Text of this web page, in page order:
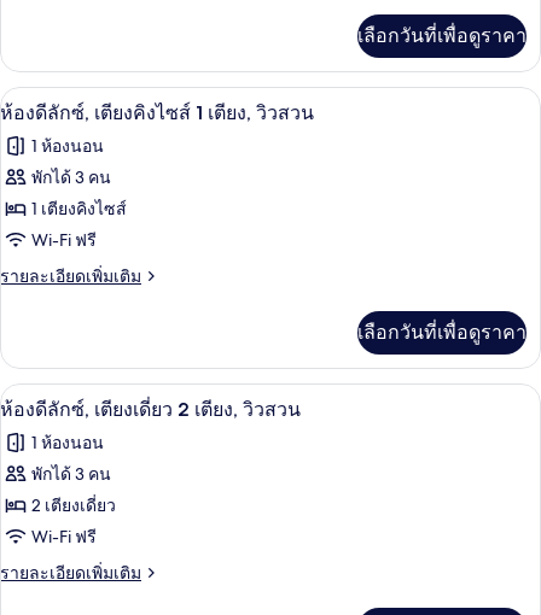
เบด
ทีฟ
สวีท,
1
ห้อง
นอน
เกี่ยว
กับ
ห้อง
เซก
คิว
สวี
ท,
ห้อง
เลือกวันที่เพื่อดูราคา
เปิด
ภาพถ่าย
ทั้งหมด
ของ
ห้อง
ดี
ซ์,
เตียง
คิง
ไซส์
1
เตียง,
วิว
สวน
ห้องดีลักซ์, เตียงคิงไซส์ 1 เตียง, วิวส
6
ห้องดีลักซ์, เตียงคิงไซส์ 1 เตียง, วิวสวน
1 ห้องนอน
พักได้ 3 คน
1 เตียงคิงไซส์
Wi-Fi ฟรี
รายละเอียดเพิ่มเติม
ราย
เกี่ยว
กับ
ห้อง
ลัก
ซ์,
คิง
ไซส์
เตียง,
เลือกวันที่เพื่อดูราคา
เปิด
ภาพถ่าย
ทั้งหมด
ของ
ห้อง
ดี
ห้องดีลักซ์, เตียงเดี่ยว 2 เตียง, วิวสว
6
ห้องดีลักซ์, เตียงเดี่ยว 2 เตียง, วิวสวน
1 ห้องนอน
พักได้ 3 คน
2 เตียงเดี่ยว
Wi-Fi ฟรี
รายละเอียดเพิ่มเติม
ราย